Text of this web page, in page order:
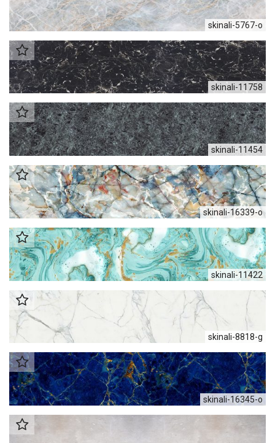
skinali-5767-o
skinali-11758
skinali-11454
skinali-16339-о
skinali-11422
skinali-8818-g
skinali-16345-о